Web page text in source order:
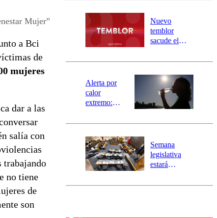
Mujer”
a Bci
de
mujeres
dar a las
salía con
trabajando
no tiene
de
son
río Damas:
activa
mensajería
SAE
Nuevo
temblor
sacude el
revisa la
epicentro
Alerta por
calor
extremo:
activa Alerta
Preventiva en
tres comunas
Semana
legislativa
estará
el fin de la